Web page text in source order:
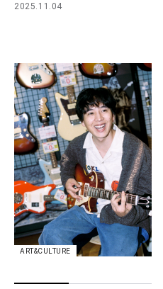
2025.11.04
ART&CULTURE